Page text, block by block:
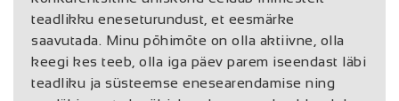
teadlikku eneseturundust, et eesmärke
saavutada. Minu põhimõte on olla aktiivne, olla
keegi kes teeb, olla iga päev parem iseendast läbi
teadliku ja süsteemse enesearendamise ning